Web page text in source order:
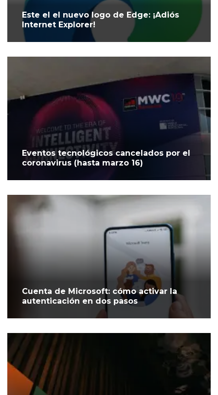
Este el el nuevo logo de Edge: ¡Adiós
Internet Explorer!
Eventos tecnológicos cancelados por el
coronavirus (hasta marzo 16)
Cuenta de Microsoft: cómo activar la
autenticación en dos pasos